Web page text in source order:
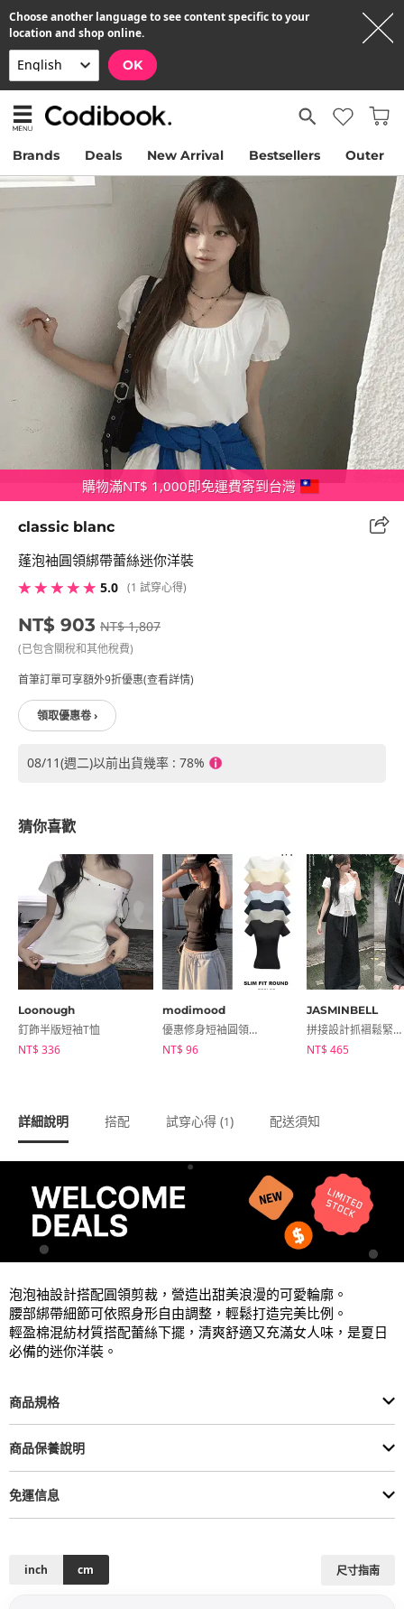
Choose another language to see content specific to your
location and shop online.
OK
Brands Deals New Arrival Bestsellers Outer
購物滿NT$ 1,000即免運費寄到台灣
classic blanc
蓬泡袖圓領綁帶蕾絲迷你洋裝
★ ★ ★ ★ ★ 5.0 (1 試穿心得)
NT$ 903 NT$ 1,807
(已包含關稅和其他稅費)
首筆訂單可享額外9折優惠(查看詳情)
領取優惠卷 ›
08/11(週二)以前出貨幾率 : 78%
猜你喜歡
Loonough
釘飾半版短袖T恤
NT$ 336
modimood
優惠修身短袖圓領T恤
NT$ 96
JASMINBELL
拼接設計抓褶鬆緊高腰寬褲
NT$ 465
詳細說明 搭配 試穿心得 (1) 配送須知
泡泡袖設計搭配圓領剪裁，營造出甜美浪漫的可愛輪廓。
腰部綁帶細節可依照身形自由調整，輕鬆打造完美比例。
輕盈棉混紡材質搭配蕾絲下擺，清爽舒適又充滿女人味，是夏日
必備的迷你洋裝。
商品規格
商品保養說明
免運信息
尺寸指南
inch cm